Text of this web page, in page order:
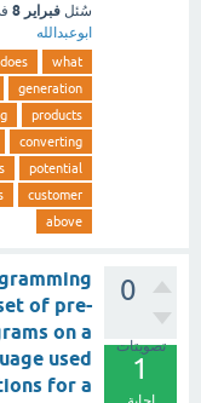
سُئل فبراير 8
ابوعبدالله
what
does
generation
products
converting
potential
customer
above
0
تصويتات
1
of pre-
on a
used
for a